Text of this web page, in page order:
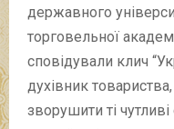
державного
торговельної
сповідували клич
духівник
зворушити ті